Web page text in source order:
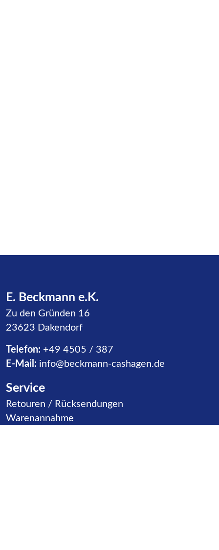
E. Beckmann e.K.
Zu den Gründen 16
23623 Dakendorf
Telefon: +49 4505 / 387
E-Mail: info@beckmann-cashagen.de
Service
Navigation überspringen
Retouren / Rücksendungen
Warenannahme